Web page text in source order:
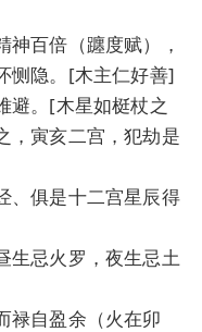
神百倍（躔度赋），
恻隐。[木主仁好善]
避。[木星如梃杖之
，寅亥二宫，犯劫是
、俱是十二宫星辰得
生忌火罗，夜生忌土
禄自盈余（火在卯